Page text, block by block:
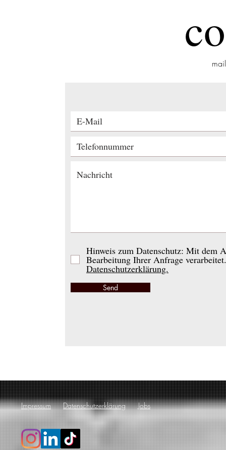
Hinweis zum Datenschutz: Mit dem
Bearbeitung Ihrer Anfrage
Datenschutzerklärung.
Send
Impressum Jobs
Datenschutzerklärung